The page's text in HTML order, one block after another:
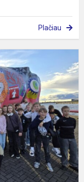
Plačiau